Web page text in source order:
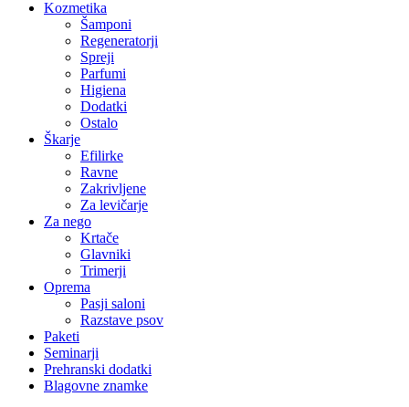
Kozmetika
Šamponi
Regeneratorji
Spreji
Parfumi
Higiena
Dodatki
Ostalo
Škarje
Efilirke
Ravne
Zakrivljene
Za levičarje
Za nego
Krtače
Glavniki
Trimerji
Oprema
Pasji saloni
Razstave psov
Paketi
Seminarji
Prehranski dodatki
Blagovne znamke